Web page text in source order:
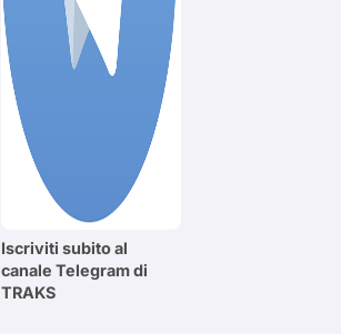
Iscriviti subito al
canale Telegram di
TRAKS